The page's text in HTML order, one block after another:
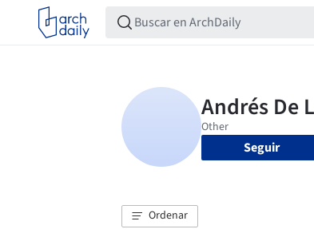
Seguir
Ordenar